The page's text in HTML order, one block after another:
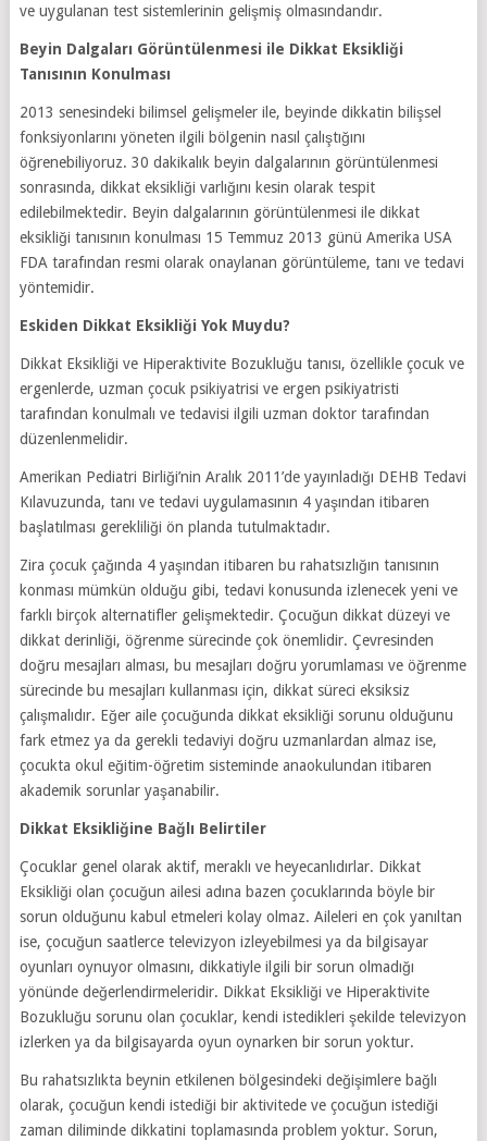
ve uygulanan test sistemlerinin gelişmiş olmasındandır.
Beyin Dalgaları Görüntülenmesi ile Dikkat Eksikliği
Tanısının Konulması
2013 senesindeki bilimsel gelişmeler ile, beyinde dikkatin bilişsel
fonksiyonlarını yöneten ilgili bölgenin nasıl çalıştığını
öğrenebiliyoruz. 30 dakikalık beyin dalgalarının görüntülenmesi
sonrasında, dikkat eksikliği varlığını kesin olarak tespit
edilebilmektedir. Beyin dalgalarının görüntülenmesi ile dikkat
eksikliği tanısının konulması 15 Temmuz 2013 günü Amerika USA
FDA tarafından resmi olarak onaylanan görüntüleme, tanı ve tedavi
yöntemidir.
Eskiden Dikkat Eksikliği Yok Muydu?
Dikkat Eksikliği ve Hiperaktivite Bozukluğu tanısı, özellikle çocuk ve
ergenlerde, uzman çocuk psikiyatrisi ve ergen psikiyatristi
tarafından konulmalı ve tedavisi ilgili uzman doktor tarafından
düzenlenmelidir.
Amerikan Pediatri Birliği’nin Aralık 2011’de yayınladığı DEHB Tedavi
Kılavuzunda, tanı ve tedavi uygulamasının 4 yaşından itibaren
başlatılması gerekliliği ön planda tutulmaktadır.
Zira çocuk çağında 4 yaşından itibaren bu rahatsızlığın tanısının
konması mümkün olduğu gibi, tedavi konusunda izlenecek yeni ve
farklı birçok alternatifler gelişmektedir. Çocuğun dikkat düzeyi ve
dikkat derinliği, öğrenme sürecinde çok önemlidir. Çevresinden
doğru mesajları alması, bu mesajları doğru yorumlaması ve öğrenme
sürecinde bu mesajları kullanması için, dikkat süreci eksiksiz
çalışmalıdır. Eğer aile çocuğunda dikkat eksikliği sorunu olduğunu
fark etmez ya da gerekli tedaviyi doğru uzmanlardan almaz ise,
çocukta okul eğitim-öğretim sisteminde anaokulundan itibaren
akademik sorunlar yaşanabilir.
Dikkat Eksikliğine Bağlı Belirtiler
Çocuklar genel olarak aktif, meraklı ve heyecanlıdırlar. Dikkat
Eksikliği olan çocuğun ailesi adına bazen çocuklarında böyle bir
sorun olduğunu kabul etmeleri kolay olmaz. Aileleri en çok yanıltan
ise, çocuğun saatlerce televizyon izleyebilmesi ya da bilgisayar
oyunları oynuyor olmasını, dikkatiyle ilgili bir sorun olmadığı
yönünde değerlendirmeleridir. Dikkat Eksikliği ve Hiperaktivite
Bozukluğu sorunu olan çocuklar, kendi istedikleri şekilde televizyon
izlerken ya da bilgisayarda oyun oynarken bir sorun yoktur.
Bu rahatsızlıkta beynin etkilenen bölgesindeki değişimlere bağlı
olarak, çocuğun kendi istediği bir aktivitede ve çocuğun istediği
zaman diliminde dikkatini toplamasında problem yoktur. Sorun,